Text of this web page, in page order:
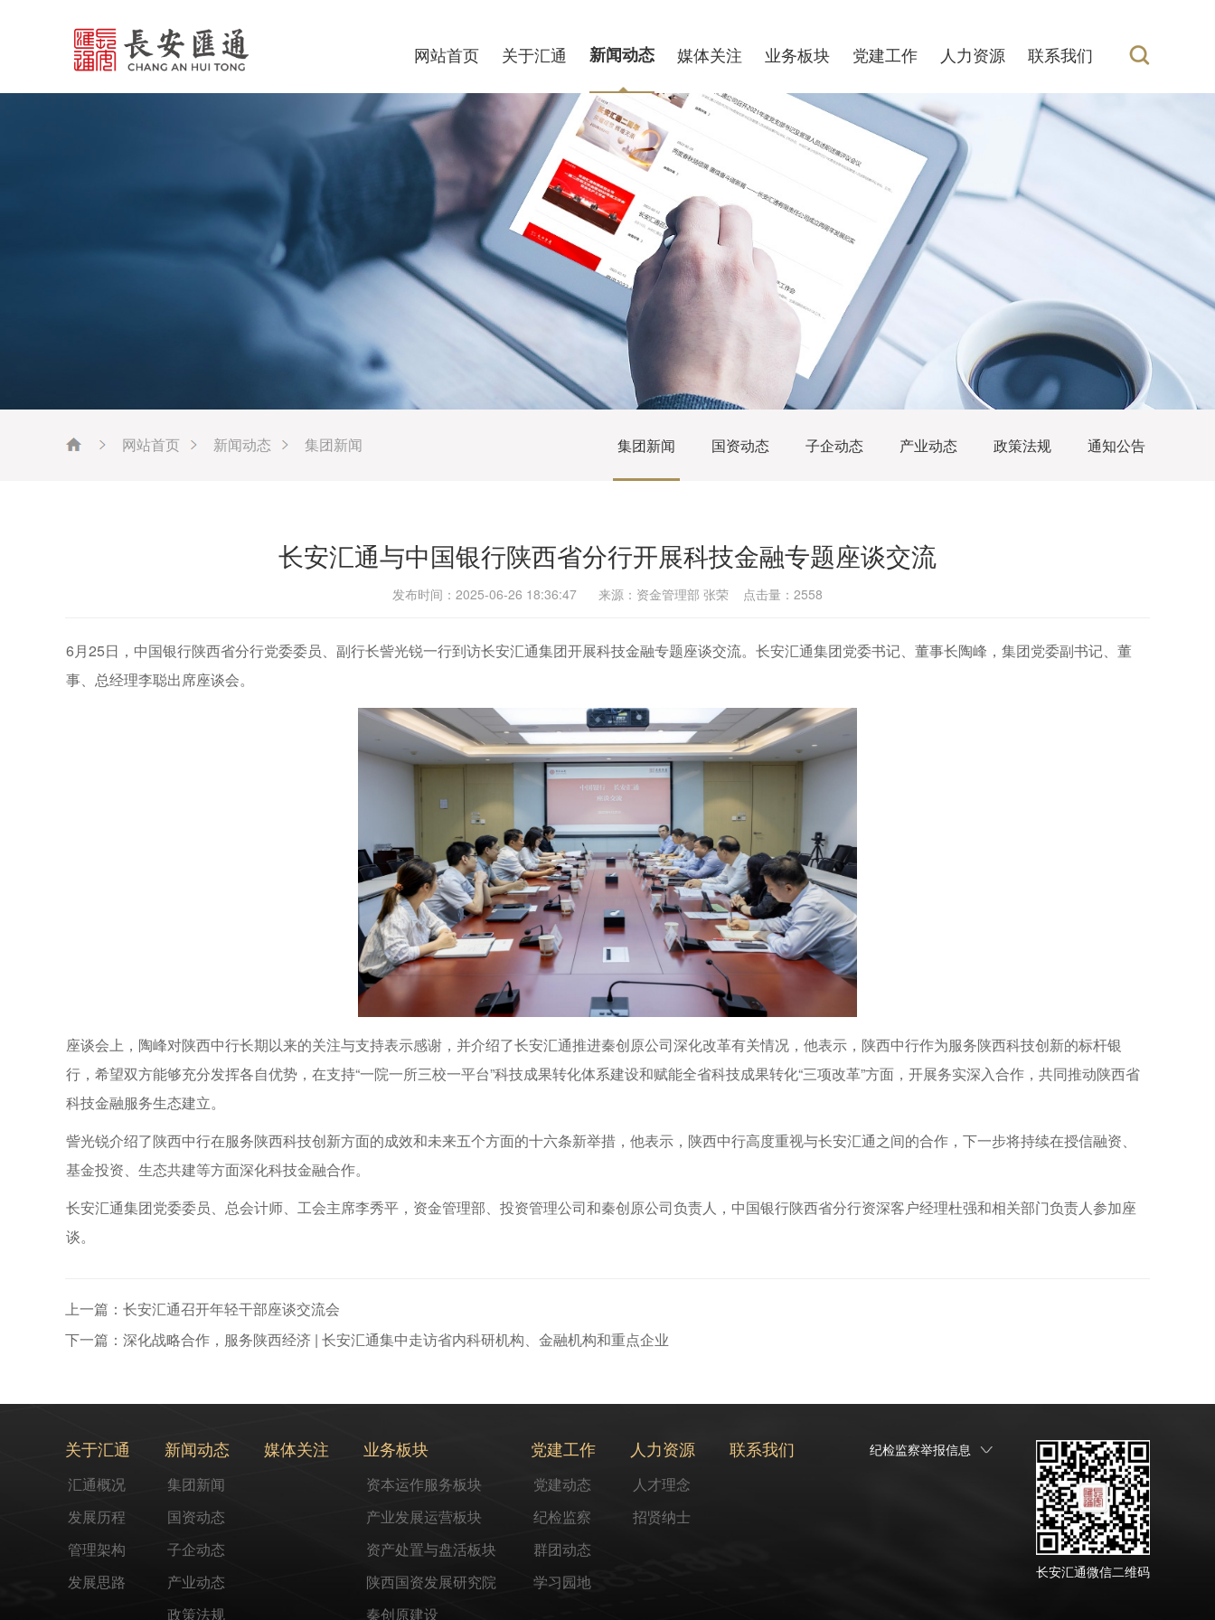
网站首页 关于汇通 新闻动态 媒体关注 业务板块 党建工作 人力资源 联系我们
网站首页 新闻动态 集团新闻 集团新闻 国资动态 子企动态 产业动态 政策法规 通知公告
长安汇通与中国银行陕西省分行开展科技金融专题座谈交流
发布时间：2025-06-26 18:36:47 来源：资金管理部 张荣 点击量：2558
6月25日，中国银行陕西省分行党委委员、副行长訾光锐一行到访长安汇通集团开展科技金融专题座谈交流。长安汇通集团党委书记、董事长陶峰，集团党委副书记、董
事、总经理李聪出席座谈会。
座谈会上，陶峰对陕西中行长期以来的关注与支持表示感谢，并介绍了长安汇通推进秦创原公司深化改革有关情况，他表示，陕西中行作为服务陕西科技创新的标杆银
行，希望双方能够充分发挥各自优势，在支持“一院一所三校一平台”科技成果转化体系建设和赋能全省科技成果转化“三项改革”方面，开展务实深入合作，共同推动陕西省
科技金融服务生态建立。
訾光锐介绍了陕西中行在服务陕西科技创新方面的成效和未来五个方面的十六条新举措，他表示，陕西中行高度重视与长安汇通之间的合作，下一步将持续在授信融资、
基金投资、生态共建等方面深化科技金融合作。
长安汇通集团党委委员、总会计师、工会主席李秀平，资金管理部、投资管理公司和秦创原公司负责人，中国银行陕西省分行资深客户经理杜强和相关部门负责人参加座
谈。
上一篇：长安汇通召开年轻干部座谈交流会
下一篇：深化战略合作，服务陕西经济 | 长安汇通集中走访省内科研机构、金融机构和重点企业
纪检监察举报信息
长安汇通微信二维码
关于汇通
汇通概况
发展历程
管理架构
发展思路
新闻动态
集团新闻
国资动态
子企动态
产业动态
政策法规
媒体关注 业务板块
资本运作服务板块
产业发展运营板块
资产处置与盘活板块
陕西国资发展研究院
秦创原建设
党建工作
党建动态
纪检监察
群团动态
学习园地
人力资源
人才理念
招贤纳士
联系我们